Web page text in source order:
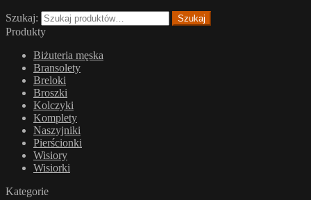
Szukaj: Szukaj
Produkty
Biżuteria męska
Bransolety
Breloki
Broszki
Kolczyki
Komplety
Naszyjniki
Pierścionki
Wisiory
Wisiorki
Kategorie